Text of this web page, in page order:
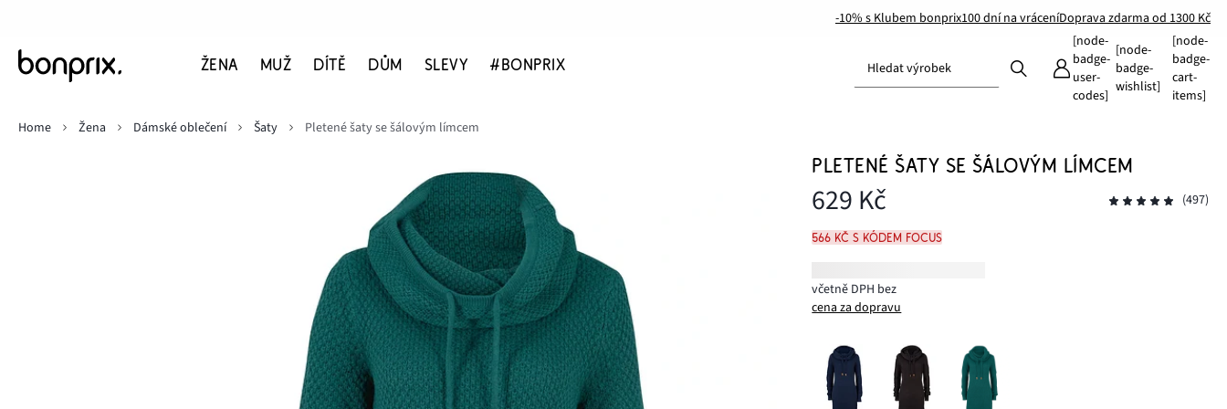
-10% s Klubem bonprix100 dní na vráceníDoprava zdarma od 1300 Kč
ŽENA MUŽ DÍTĚ DŮM SLEVY #BONPRIX Hledat výrobek
[node-
badge-
user-
codes]
[node-
badge-
wishlist]
[node-
badge-
cart-
items]
Home
Žena Dámské oblečení Šaty Pletené šaty se šálovým límcem
PLETENÉ ŠATY SE ŠÁLOVÝM LÍMCEM
629 Kč (497)
566 Kč s kódem FOCUS
včetně DPH bez
cena za dopravu